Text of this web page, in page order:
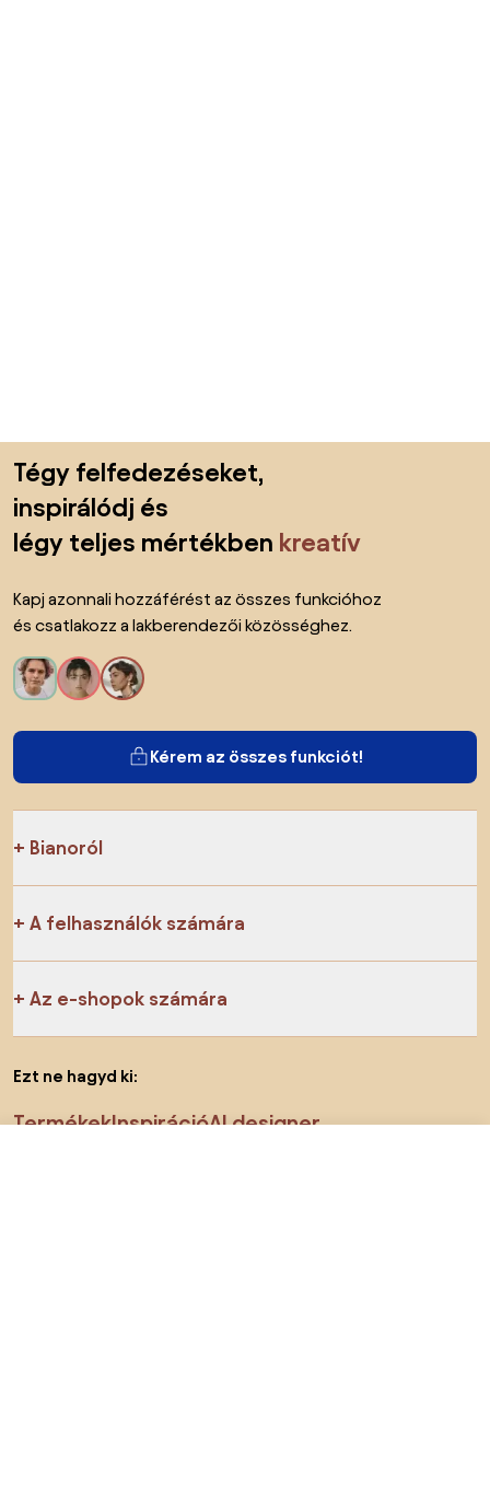
Tégy felfedezéseket,
inspirálódj és
légy teljes mértékben kreatív
Kapj azonnali hozzáférést az összes funkcióhoz
és csatlakozz a lakberendezői közösséghez.
Kérem az összes funkciót!
Bianoról
A felhasználók számára
Az e-shopok számára
Ezt ne hagyd ki:
TermékekInspirációAI designer